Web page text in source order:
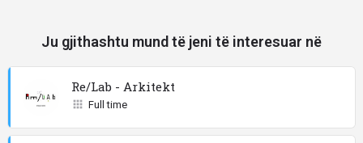
Ju gjithashtu mund të jeni të interesuar në
Re/Lab - Arkitekt
Full time